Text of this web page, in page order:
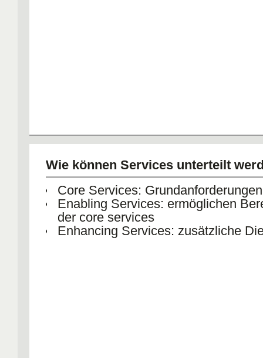
Wie können Services unterteilt
Core Services: Grundanforderungen
Enabling Services: ermöglichen
der core services
Enhancing Services: zusätzliche